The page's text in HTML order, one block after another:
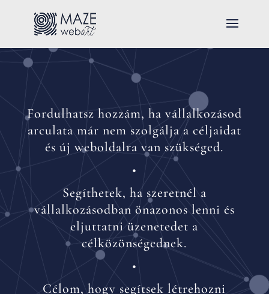
Fordulhatsz hozzám, ha vállalkozásod
arculata már nem szolgálja a céljaidat
és új weboldalra van szükséged.
•
Segíthetek, ha szeretnél a
vállalkozásodban önazonos lenni és
eljuttatni üzenetedet a
célközönségednek.
•
Célom, hogy segítsek létrehozni